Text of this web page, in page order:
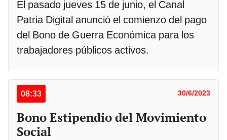
El pasado jueves 15 de junio, el Canal
Patria Digital anunció el comienzo del pago
del Bono de Guerra Económica para los
trabajadores públicos activos.
08:33 30/6/2023
Bono Estipendio del Movimiento
Social